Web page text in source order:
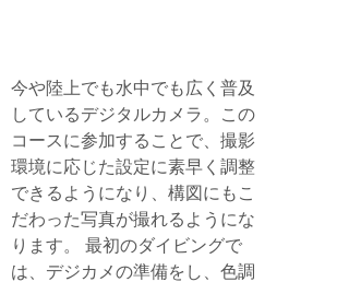
今や陸上でも水中でも広く普及
しているデジタルカメラ。この
コースに参加することで、撮影
環境に応じた設定に素早く調整
できるようになり、構図にもこ
だわった写真が撮れるようにな
ります。 最初のダイビングで
は、デジカメの準備をし、色調